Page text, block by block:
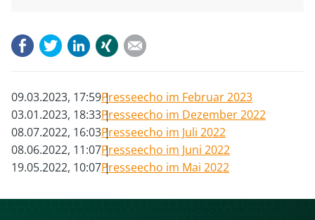
FacebookTwitterLinkedIn
Xing
09.03.2023, 17:59Presseecho im Februar 2023
03.01.2023, 18:33Presseecho im Dezember 2022
08.07.2022, 16:03Presseecho im Juli 2022
08.06.2022, 11:07Presseecho im Juni 2022
19.05.2022, 10:07Presseecho im Mai 2022